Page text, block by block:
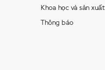
Khoa học và sản xuất
Thông báo